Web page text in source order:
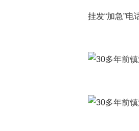
挂发“加急”电